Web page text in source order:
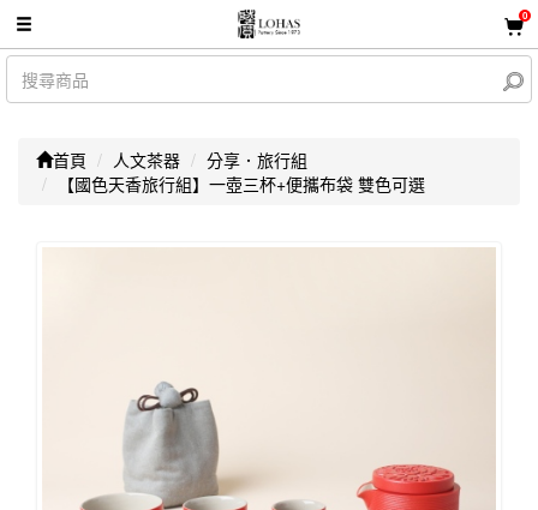
0
首頁 人文茶器
分享．旅行組
【國色天香旅行組】一壺三杯+便攜布袋 雙色可選